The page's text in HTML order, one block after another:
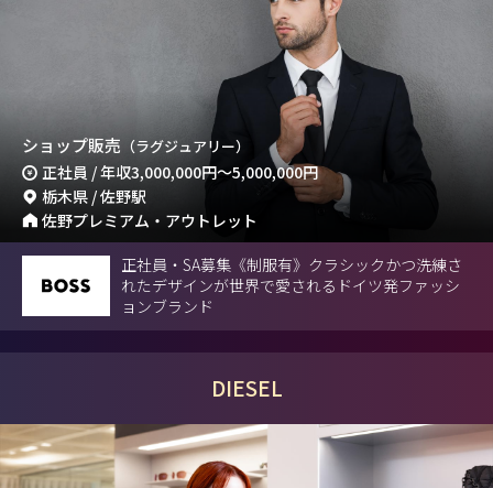
ショップ販売 （ラグジュアリー）
正社員 / 年収3,000,000円～5,000,000円
栃木県 / 佐野駅
佐野プレミアム・アウトレット
正社員・SA募集《制服有》クラシックかつ洗練さ
れたデザインが世界で愛されるドイツ発ファッシ
ョンブランド
DIESEL